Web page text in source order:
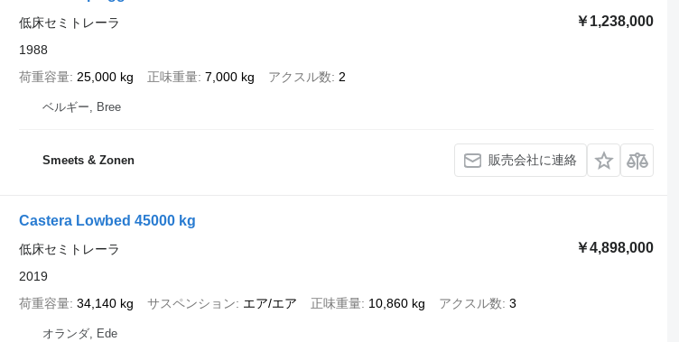
￥1,238,000
低床セミトレーラ
1988
荷重容量 25,000 kg 正味重量 7,000 kg アクスル数 2
ベルギー, Bree
Smeets & Zonen 販売会社に連絡
Castera Lowbed 45000 kg
￥4,898,000
低床セミトレーラ
2019
荷重容量 34,140 kg サスペンション エア/エア 正味重量 10,860 kg アクスル数 3
オランダ, Ede